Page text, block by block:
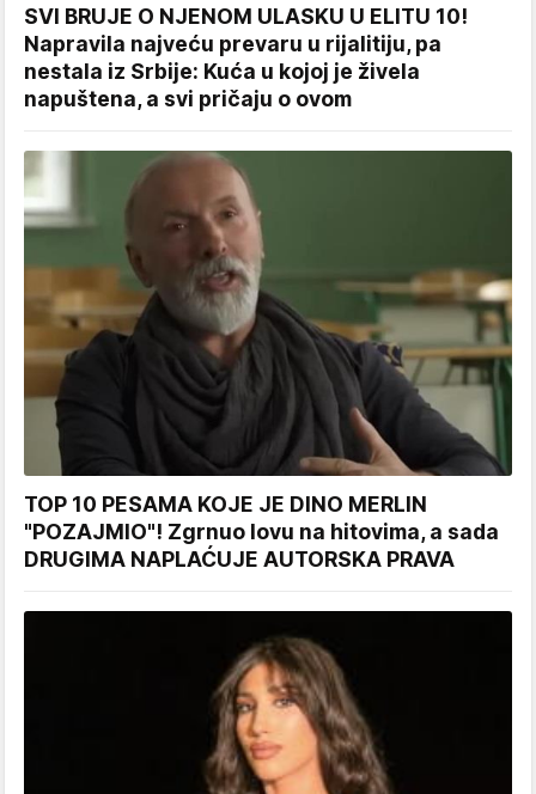
SVI BRUJE O NJENOM ULASKU U ELITU 10!
Napravila najveću prevaru u rijalitiju, pa
nestala iz Srbije: Kuća u kojoj je živela
napuštena, a svi pričaju o ovom
TOP 10 PESAMA KOJE JE DINO MERLIN
"POZAJMIO"! Zgrnuo lovu na hitovima, a sada
DRUGIMA NAPLAĆUJE AUTORSKA PRAVA